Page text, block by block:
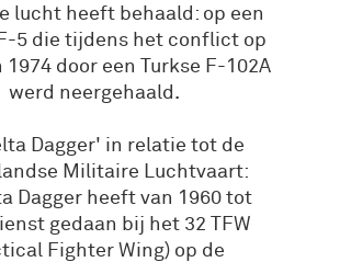
lucht heeft behaald: op een
5 die tijdens het conflict op
1974 door een Turkse F-102A
werd neergehaald.
Dagger' in relatie tot de
Militaire Luchtvaart:
Dagger heeft van 1960 tot
gedaan bij het 32 TFW
Fighter Wing) op de